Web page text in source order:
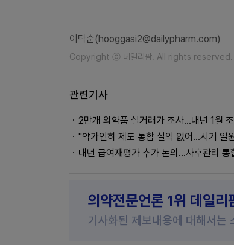
이탁순(hooggasi2@dailypharm.com)
Copyright ⓒ 데일리팜. All rights reserved.
관련기사
2만개 의약품 실거래가 조사...내년 1월
"약가인하 제도 통합 실익 없어…시기 일
내년 급여재평가 추가 논의…사후관리 통
의약전문언론 1위 데일
기사화된 제보내용에 대해서는